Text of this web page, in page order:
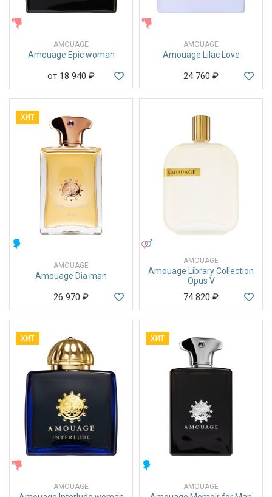
AMOUAGE
Amouage Epic woman
от 18 940 ₽
AMOUAGE
Amouage Lilac Love
24 760 ₽
ХИТ
AMOUAGE
Amouage Dia man
26 970 ₽
AMOUAGE
Amouage Library Collection
Opus V
74 820 ₽
ХИТ
AMOUAGE
ХИТ
AMOUAGE